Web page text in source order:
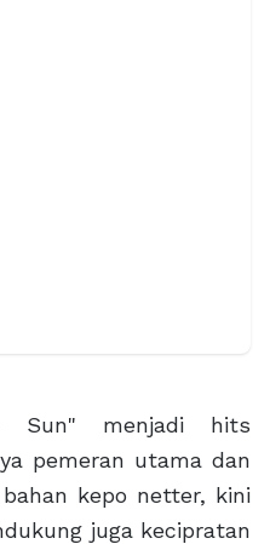
Sun" menjadi hits
pemeran utama dan
kepo netter, kini
juga kecipratan